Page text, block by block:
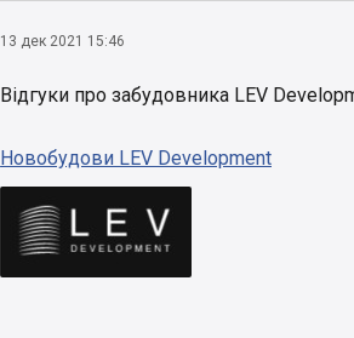
13 дек 2021 15:46
Відгуки про забудовника LEV
Новобудови LEV Development